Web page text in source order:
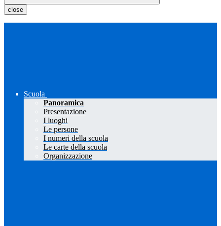
close
Scuola
Panoramica
Presentazione
I luoghi
Le persone
I numeri della scuola
Le carte della scuola
Organizzazione